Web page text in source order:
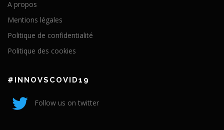
A propos
Mentions légales
Politique de confidentialité
Politique des cookies
#INNOVSCOVID19
Follow us on twitter